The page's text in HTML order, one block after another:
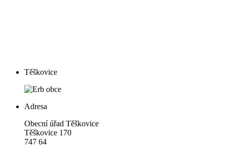
Těškovice
Adresa
Obecní úřad Těškovice
Těškovice 170
747 64